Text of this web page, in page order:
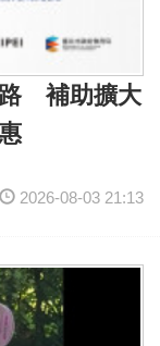
路 補助擴大
2026-08-03 21:13